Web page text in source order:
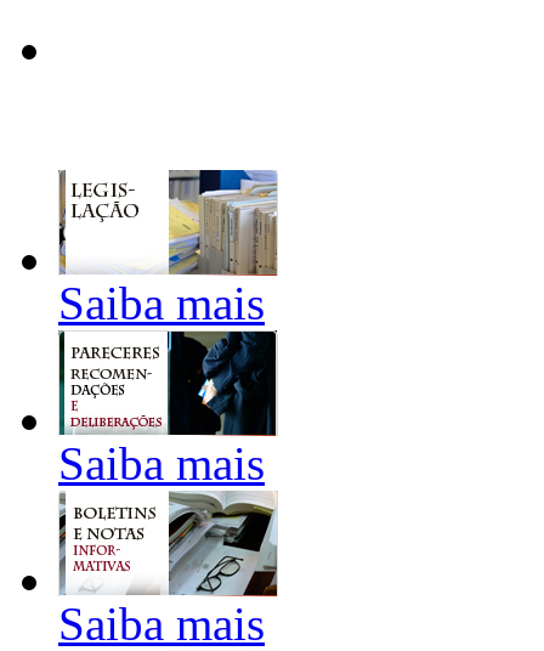
Saiba mais
Saiba mais
Saiba mais